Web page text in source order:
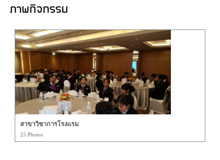
ภาพกิจกรรม
สาขาวิชาการโรงแรม
25 Photos